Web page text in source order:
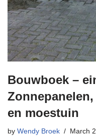
Bouwboek –
en moestuin
by Wendy Broek March